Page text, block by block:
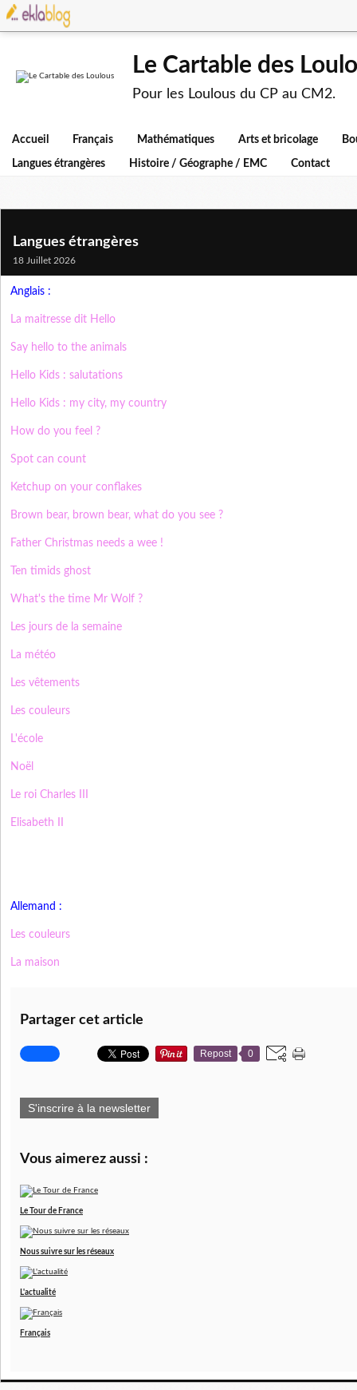
Le Cartable des
Pour les Loulous du CP au CM2.
Accueil Français Mathématiques Arts et bricolage
Langues étrangères Histoire / Géographe / EMC Contact
Langues étrangères
18 Juillet 2026
Anglais :
La maitresse dit Hello
Say hello to the animals
Hello Kids : salutations
Hello Kids : my city, my country
How do you feel ?
Spot can count
Ketchup on your conflakes
Brown bear, brown bear, what do you see ?
Father Christmas needs a wee !
Ten timids ghost
What's the time Mr Wolf ?
Les jours de la semaine
La météo
Les vêtements
Les couleurs
L'école
Noël
Le roi Charles III
Elisabeth II
Allemand :
Les couleurs
La maison
Partager cet article
Repost 0
S'inscrire à la newsletter
Vous aimerez aussi :
Le Tour de France
Nous suivre sur les réseaux
L'actualité
Français